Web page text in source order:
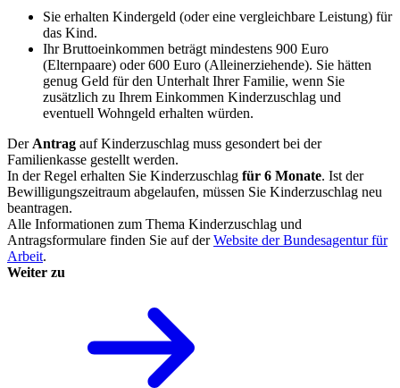
Sie erhalten Kindergeld (oder eine vergleichbare Leistung) für
das Kind.
Ihr Bruttoeinkommen beträgt mindestens 900 Euro
(Elternpaare) oder 600 Euro (Alleinerziehende). Sie hätten
genug Geld für den Unterhalt Ihrer Familie, wenn Sie
zusätzlich zu Ihrem Einkommen Kinderzuschlag und
eventuell Wohngeld erhalten würden.
DerAntrag auf Kinderzuschlag muss gesondert bei der
Familienkasse gestellt werden.
In der Regel erhalten Sie Kinderzuschlag für 6 Monate. Ist der
Bewilligungszeitraum abgelaufen, müssen Sie Kinderzuschlag neu
beantragen.
Alle Informationen zum Thema Kinderzuschlag und
Antragsformulare finden Sie auf derWebsite der Bundesagentur für
Arbeit.
Weiter zu